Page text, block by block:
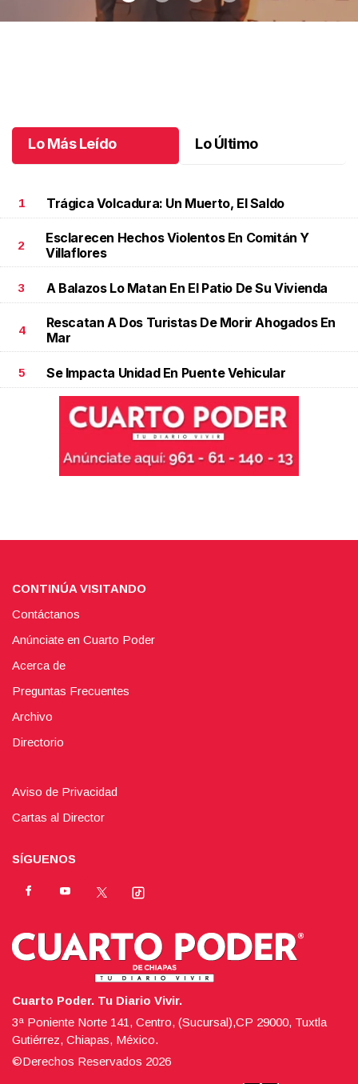
Lo Más Leído Lo Último
1 Trágica Volcadura: Un Muerto, El Saldo
2
Esclarecen Hechos Violentos En Comitán Y
Villaflores
3 A Balazos Lo Matan En El Patio De Su Vivienda
4
Rescatan A Dos Turistas De Morir Ahogados En
Mar
5 Se Impacta Unidad En Puente Vehicular
CONTINÚA VISITANDO
Contáctanos
Anúnciate en Cuarto Poder
Acerca de
Preguntas Frecuentes
Archivo
Directorio
Aviso de Privacidad
Cartas al Director
SÍGUENOS
Cuarto Poder. Tu Diario Vivir.
3ª Poniente Norte 141, Centro, (Sucursal),CP 29000, Tuxtla
Gutiérrez, Chiapas, México.
©Derechos Reservados 2026